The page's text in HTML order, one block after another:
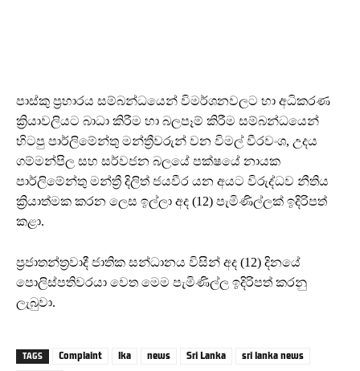
පාස්කු ප්‍රහාරය සම්බන්ධයෙන් විමර්ශනවලට හා අධිකරණ
ක්‍රියාවලියට බාධා කිරීම හා බලපෑම් කිරීම සම්බන්ධයෙන්
හිටපු පාර්ලිමේන්තු මන්ත්‍රීවරුන් වන විමල් වීරවංශ, උදය
ගම්මන්පිල සහ සර්වජන බලයේ පක්ෂයේ නායක
පාර්ලිමේන්තු මන්ත්‍රී දිලිත් ජයවීර යන අයට විරුද්ධව නීතිය
ක්‍රියාත්මක කරන ලෙස ඉල්ලා අද (12) පැමිණිල්ලක් ඉදිරිපත්
කළා.
ප්‍රජාතන්ත්‍රවාදී ජාතික සන්ධානය විසින් අද (12) දිනයේ
පොලිස්පතිවරයා වෙත මෙම පැමිණිල්ල ඉදිරිපත් කරනු
ලැබුවා.
TAGS Complaint lka news Sri Lanka
sri lanka news